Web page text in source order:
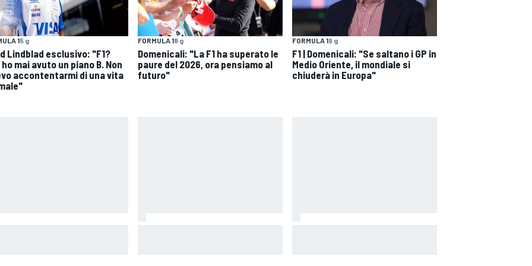
15 g
Lindblad esclusivo: "F1?
ho mai avuto un piano B. Non
accontentarmi di una vita
FORMULA 18 g
Domenicali: "La F1 ha superato le
paure del 2026, ora pensiamo al
futuro"
FORMULA 19 g
F1 | Domenicali: "Se saltano i GP in
Medio Oriente, il mondiale si
chiuderà in Europa"